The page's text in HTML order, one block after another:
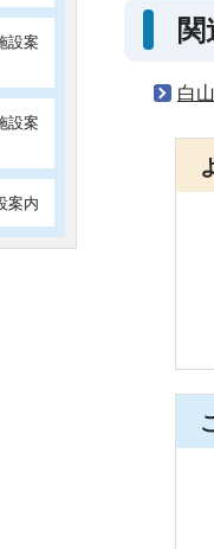
関
白
設案
設案
案内